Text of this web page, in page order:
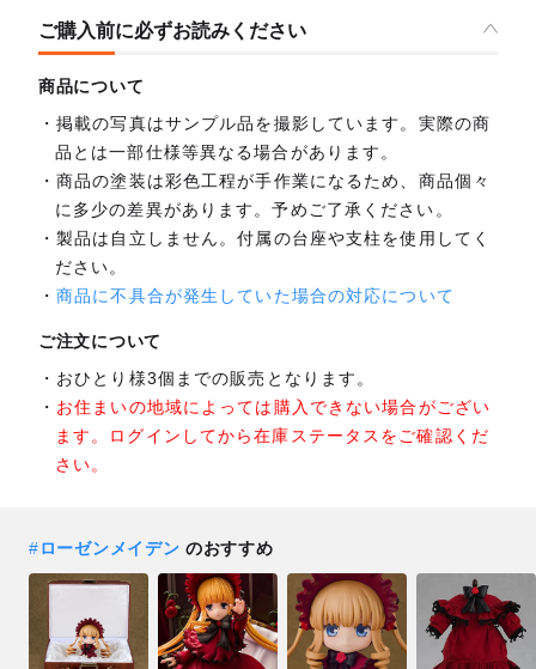
ご購入前に必ずお読みください
商品について
掲載の写真はサンプル品を撮影しています。実際の商
品とは一部仕様等異なる場合があります。
商品の塗装は彩色工程が手作業になるため、商品個々
に多少の差異があります。予めご了承ください。
製品は自立しません。付属の台座や支柱を使用してく
ださい。
商品に不具合が発生していた場合の対応について
ご注文について
おひとり様3個までの販売となります。
お住まいの地域によっては購入できない場合がござい
ます。ログインしてから在庫ステータスをご確認くだ
さい。
#ローゼンメイデン のおすすめ